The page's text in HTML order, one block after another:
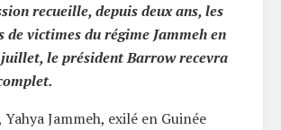
recueille, depuis deux ans, les
de victimes du régime Jammeh en
juillet, le président Barrow recevra
Jammeh, exilé en Guinée